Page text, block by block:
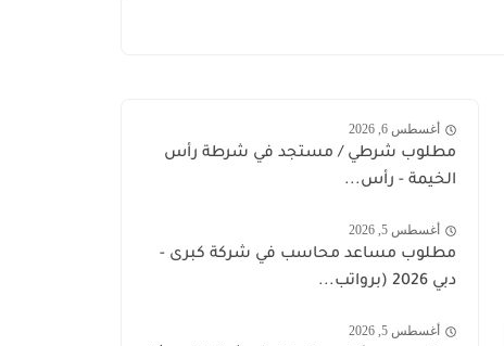
أغسطس 6, 2026
مطلوب شرطي / مستجد في شرطة رأس
الخيمة - رأس...
أغسطس 5, 2026
مطلوب مساعد محاسب في شركة كبرى -
دبي 2026 (برواتب...
أغسطس 5, 2026